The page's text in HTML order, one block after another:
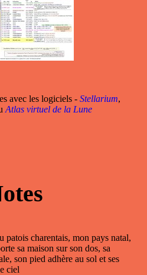
avec les logiciels - Stellarium,
Atlas virtuel de la Lune
patois charentais, mon pays natal,
sa maison sur son dos, sa
son pied adhère au sol et ses
ciel